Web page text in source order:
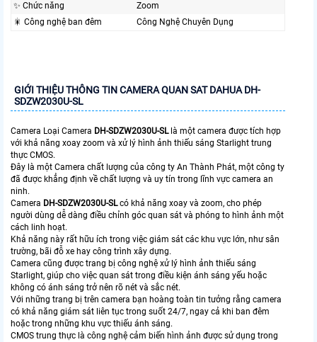
✨ Chức năng
Zoom
🎇 Công nghệ ban đêm
Công Nghệ Chuyên Dụng
GIỚI THIỆU THÔNG TIN CAMERA QUAN SAT DAHUA DH-
SDZW2030U-SL
Camera Loại Camera DH-SDZW2030U-SLlà một camera được tích hợp
với khả năng xoay zoom và xử lý hình ảnh thiếu sáng Starlight trung
thực CMOS.
Đây là một Camera chất lượng của công ty An Thành Phát, một công ty
đã được khẳng định về chất lượng và uy tín trong lĩnh vực camera an
ninh.
Camera DH-SDZW2030U-SLcó khả năng xoay và zoom, cho phép
người dùng dễ dàng điều chỉnh góc quan sát và phóng to hình ảnh một
cách linh hoạt.
Khả năng này rất hữu ích trong việc giám sát các khu vực lớn, như sân
trường, bãi đỗ xe hay công trình xây dựng.
Camera cũng được trang bị công nghệ xử lý hình ảnh thiếu sáng
Starlight, giúp cho việc quan sát trong điều kiện ánh sáng yếu hoặc
không có ánh sáng trở nên rõ nét và sắc nét.
Với những trang bị trên camera bạn hoàng toàn tin tưởng rằng camera
có khả năng giám sát liên tục trong suốt 24/7, ngay cả khi ban đêm
hoặc trong những khu vực thiếu ánh sáng.
CMOS trung thực là công nghệ cảm biến hình ảnh được sử dụng trong